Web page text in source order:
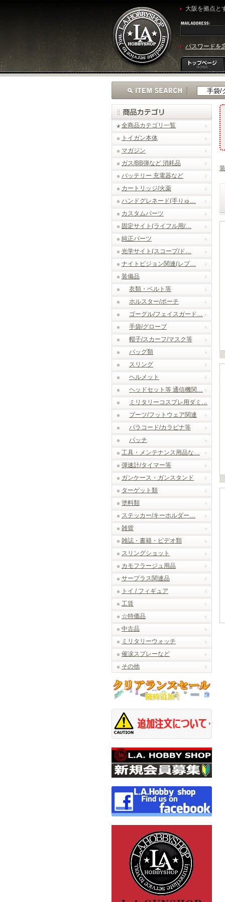
大阪を拠点と
パスワードを
全商品カテゴリ一覧
トイガン本体
マガジン
ガス/BB弾など 消耗品
バッテリー 充電器など
カートリッジ/火薬
ハンドグレネード(手りゅ…
カスタムパーツ
固定サイト(ライフル用/…
純正パーツ
光学サイト(スコープ/ド…
ナイトビジョン関連(レプ…
装備品
衣類・ベルト等
ホルスター/ポーチ
ゴーグル/フェイスガード…
手袋/グローブ
帽子/スカーフ/マスク等
バッグ類
スリング
ヘルメット
ヘッドセット等 通信機関…
ミリタリーコスプレ用ダミ…
ブーツ/フットウェア関連
パラコード/カラビナ等
パッチ
工具・メンテナンス用品な…
弾速計/タイマー等
ガンケース・ガンスタンド
ターゲット類
塗料類
ステッカー/キーホルダー…
雑貨
雑誌・書籍・ビデオ類
スリングショット
カモフラージュ用品
サープラス関連品
トイ / フィギュア
工賃
☆特価品
中古品
ミリタリーウォッチ
催涙スプレーなど
その他